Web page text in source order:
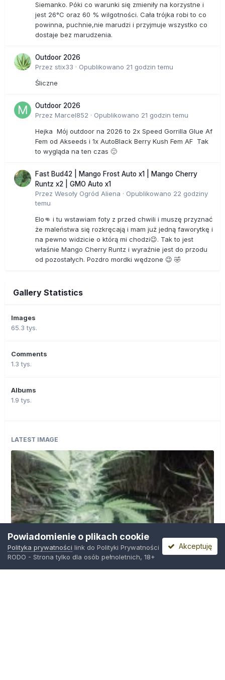
Siemanko. Póki co warunki się zmieniły na korzystne i
jest 26°C oraz 60 % wilgotności. Cała trójka robi to co
powinna, puchnie,nie marudzi i przyjmuje wszystko co
dostaje bez marudzenia.
Outdoor 2026
Przez stix33 · Opublikowano 21 godzin temu
Śliczne
Outdoor 2026
Przez Marcel852 · Opublikowano 21 godzin temu
Hejka Mój outdoor na 2026 to 2x Speed Gorrilla Glue Af
Fem od Akseeds i 1x AutoBlack Berry Kush Fem AF Tak
to wygląda na ten czas 🙂
Fast Bud42 | Mango Frost Auto x1 | Mango Cherry
Runtz x2 | GMO Auto x1
Przez Wesoły Ogród Aliena · Opublikowano 22 godziny
temu
Elo👊 i tu wstawiam foty z przed chwili i muszę przyznać
że maleństwa się rozkręcają i mam już jedną faworytkę i
na pewno widzicie o którą mi chodzi😉. Tak to jest
właśnie Mango Cherry Runtz i wyraźnie jest do przodu
od pozostałych. Pozdro mordki wędzone 😉 🤣
Gallery Statistics
Images
65.3 tys.
Comments
1.3 tys.
Albums
1.9 tys.
LATEST IMAGE
Powiadomienie o plikach cookie
Polityka prywatności link do Polityki Prywatności
RODO - Strona tylko dla osób pełnoletnich, 18+
Akceptuję